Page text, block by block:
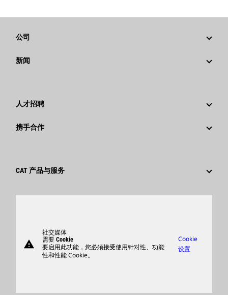
公司
战略
卡特彼勒 基金会
行为准则
创新
新闻
社交媒体
人才招聘
为什么选择卡特彼勒？
搜索和申请
携手合作
CAT 产品与服务
商品warning
社交媒体
需要 Cookie
要启用此功能，您必须接受使用针对性、功能
性和性能 Cookie。
Cookie
设置